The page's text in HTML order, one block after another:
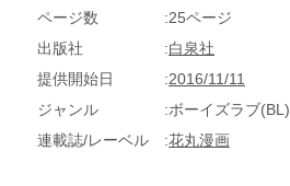
ページ数
25ページ
出版社
白泉社
提供開始日
2016/11/11
ジャンル
ボーイズラブ(BL)
連載誌/レーベル
花丸漫画